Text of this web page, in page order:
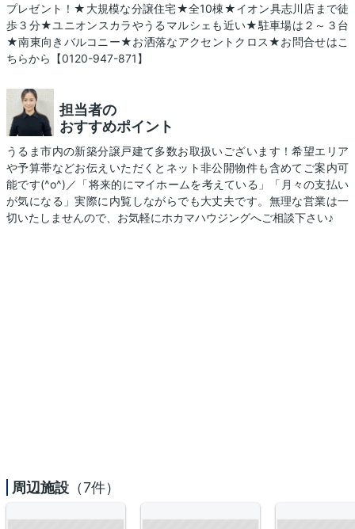
プレゼント！★大規模な分譲住宅★全10棟★イオン具志川店まで徒
歩３分★ユニオンスカラやうるマルシェも近い★駐車場は２～３台
★南東向きバルコニー★お洒落なアクセントクロス★お問合せはこ
ちらから【0120-947-871】
担当者の
おすすめポイント
うるま市内の新築分譲戸建て多数お取扱いございます！希望エリア
や予算帯などお伝えいただくとネット非公開物件も含めてご案内可
能です(^o^)／「将来的にマイホームを考えている」「月々の支払い
が気になる」実際に内覧しながらでも大丈夫です。無理な営業は一
切いたしませんので、お気軽にホカマハウジングへご相談下さい♪
周辺施設 （7件）